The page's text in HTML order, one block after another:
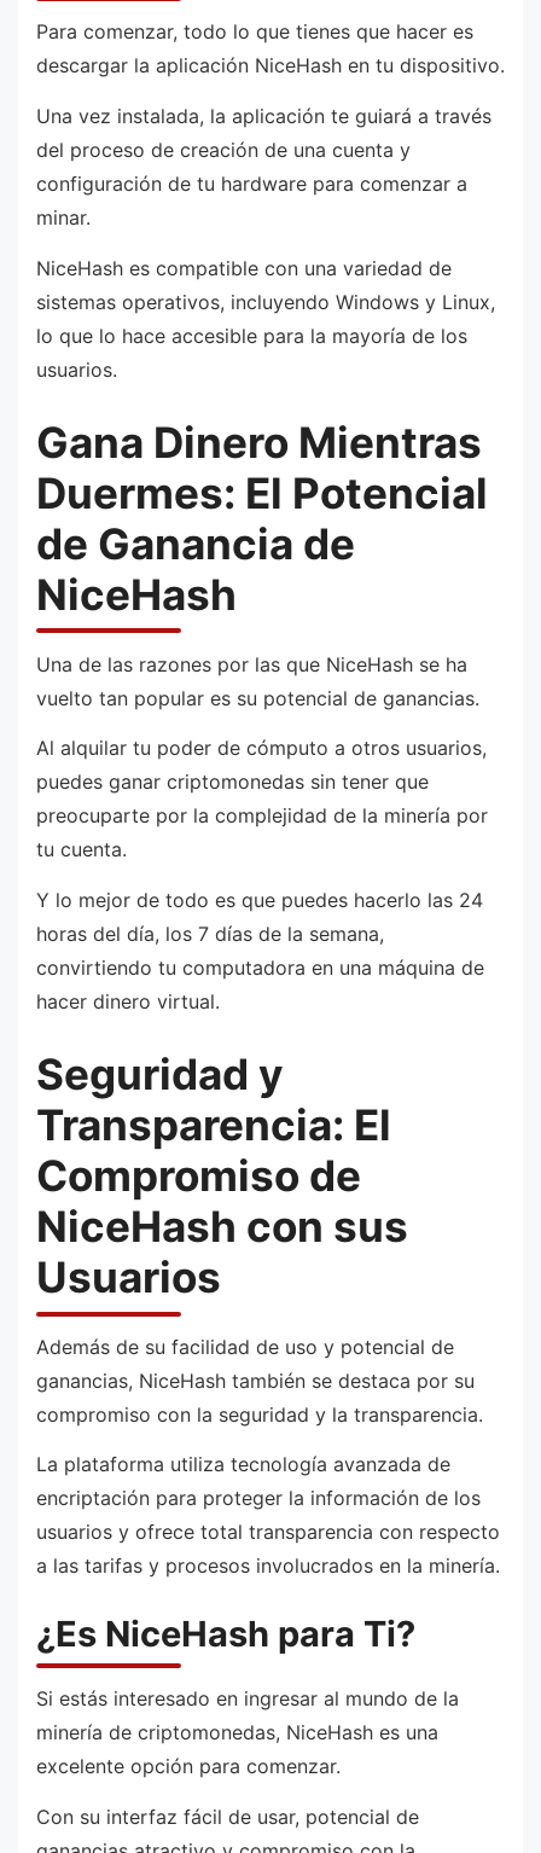
Para comenzar, todo lo que tienes que hacer es
descargar la aplicación NiceHash en tu dispositivo.
Una vez instalada, la aplicación te guiará a través
del proceso de creación de una cuenta y
configuración de tu hardware para comenzar a
minar.
NiceHash es compatible con una variedad de
sistemas operativos, incluyendo Windows y Linux,
lo que lo hace accesible para la mayoría de los
usuarios.
Gana Dinero Mientras
Duermes: El Potencial
de Ganancia de
NiceHash
Una de las razones por las que NiceHash se ha
vuelto tan popular es su potencial de ganancias.
Al alquilar tu poder de cómputo a otros usuarios,
puedes ganar criptomonedas sin tener que
preocuparte por la complejidad de la minería por
tu cuenta.
Y lo mejor de todo es que puedes hacerlo las 24
horas del día, los 7 días de la semana,
convirtiendo tu computadora en una máquina de
hacer dinero virtual.
Seguridad y
Transparencia: El
Compromiso de
NiceHash con sus
Usuarios
Además de su facilidad de uso y potencial de
ganancias, NiceHash también se destaca por su
compromiso con la seguridad y la transparencia.
La plataforma utiliza tecnología avanzada de
encriptación para proteger la información de los
usuarios y ofrece total transparencia con respecto
a las tarifas y procesos involucrados en la minería.
¿Es NiceHash para Ti?
Si estás interesado en ingresar al mundo de la
minería de criptomonedas, NiceHash es una
excelente opción para comenzar.
Con su interfaz fácil de usar, potencial de